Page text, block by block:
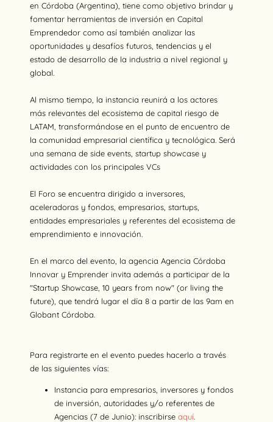
en Córdoba (Argentina), tiene como objetivo brindar y
fomentar herramientas de inversión en Capital
Emprendedor como así también analizar las
oportunidades y desafíos futuros, tendencias y el
estado de desarrollo de la industria a nivel regional y
global.
Al mismo tiempo, la instancia reunirá a los actores
más relevantes del ecosistema de capital riesgo de
LATAM, transformándose en el punto de encuentro de
la comunidad empresarial científica y tecnológica. Será
una semana de side events, startup showcase y
actividades con los principales VCs
El Foro se encuentra dirigido a inversores,
aceleradoras y fondos, empresarios, startups,
entidades empresariales y referentes del ecosistema de
emprendimiento e innovación.
En el marco del evento, la agencia Agencia Córdoba
Innovar y Emprender invita además a participar de la
"Startup Showcase, 10 years from now" (or living the
future), que tendrá lugar el día 8 a partir de las 9am en
Globant Córdoba.
Para registrarte en el evento puedes hacerlo a través
de las siguientes vías:
Instancia para empresarios, inversores y fondos
de inversión, autoridades y/o referentes de
Agencias (7 de Junio): inscribirse aquí.